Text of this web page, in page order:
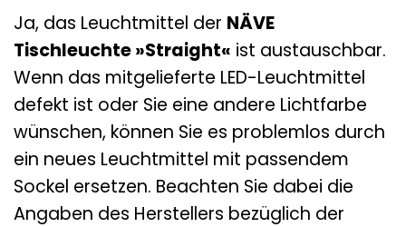
Ja, das Leuchtmittel der NÄVE
Tischleuchte »Straight« ist austauschbar.
Wenn das mitgelieferte LED-Leuchtmittel
defekt ist oder Sie eine andere Lichtfarbe
wünschen, können Sie es problemlos durch
ein neues Leuchtmittel mit passendem
Sockel ersetzen. Beachten Sie dabei die
Angaben des Herstellers bezüglich der